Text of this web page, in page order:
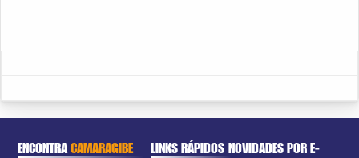
ENCONTRACAMARAGIBE LINKS RÁPIDOS NOVIDADES POR E-